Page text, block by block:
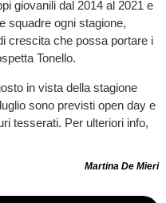
giovanili dal 2014 al 2021 e
squadre ogni stagione,
crescita che possa portare i
Tonello.
in vista della stagione
sono previsti open day e
tesserati. Per ulteriori info,
Martina De Mieri